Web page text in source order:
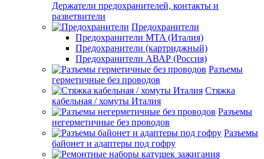
Держатели предохранителей, контакты и
разветвители
Предохранители
Предохранители MTA (Италия)
Предохранители (картриджный)
Предохранители АВАР (Россия)
Разъемы
герметичные без проводов
Стяжка
кабельная / хомуты Италия
Разъемы
негерметичные без проводов
Разъемы
байонет и адаптеры под гофру